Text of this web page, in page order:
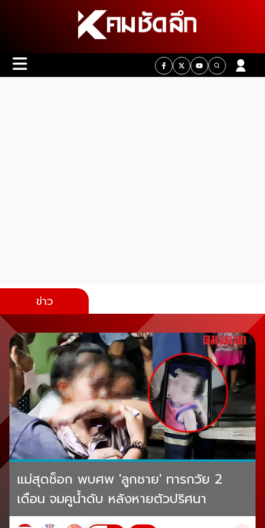
ข่าว
แม่สุดช็อก พบศพ 'ลูกชาย' ทารกวัย 2
เดือน จมคูน้ำดับ หลังหายตัวปริศนา